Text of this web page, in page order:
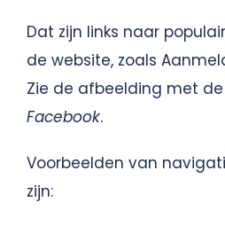
Dat zijn links naar
de website, zoals
Zie de afbeelding met
Facebook.
Voorbeelden van
zijn: